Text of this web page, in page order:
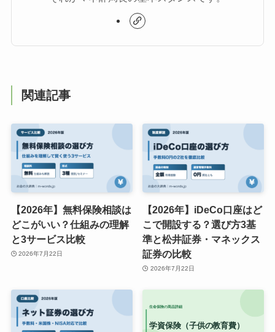
関連記事
【2026年】無料保険相談は
どこがいい？仕組みの理解
と3サービス比較
2026年7月22日
【2026年】iDeCo口座はど
こで開設する？選び方3基
準と松井証券・マネックス
証券の比較
2026年7月22日